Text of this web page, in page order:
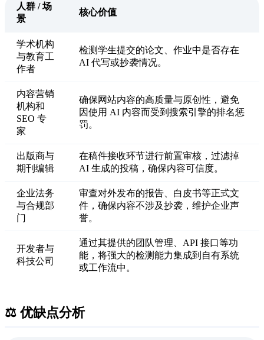
人群 / 场
景
核心价值
学术机构
与教育工
作者
检测学生提交的论文、作业中是否存在
AI 代写或抄袭情况。
内容营销
机构和
SEO 专
家
确保网站内容的高质量与原创性，避免
因使用 AI 内容而受到搜索引擎的排名惩
罚。
出版商与
期刊编辑
在稿件接收环节进行前置审核，过滤掉
AI 生成的投稿，确保内容可信度。
企业法务
与合规部
门
审查对外发布的报告、白皮书等正式文
件，确保内容不涉及抄袭，维护企业声
誉。
开发者与
科技公司
通过其提供的团队管理、API 接口等功
能，将强大的检测能力集成到自有系统
或工作流中。
⚖️ 优缺点分析